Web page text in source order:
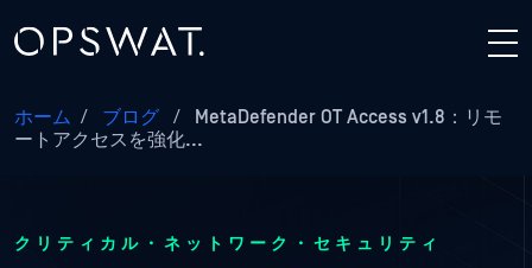
ホーム / ブログ /
MetaDefender OT Access v1.8：リモ
ートアクセスを強化...
クリティカル・ネットワーク・セキュリティ